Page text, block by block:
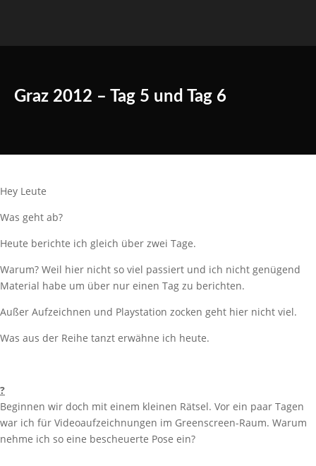
Graz 2012 – Tag 5 und Tag 6
Hey Leute
Was geht ab?
Heute berichte ich gleich über zwei Tage.
Warum? Weil hier nicht so viel passiert und ich nicht genügend
Material habe um über nur einen Tag zu berichten.
Außer Aufzeichnen und Playstation zocken geht hier nicht viel.
Was aus der Reihe tanzt erwähne ich heute.
?
Beginnen wir doch mit einem kleinen Rätsel. Vor ein paar Tagen
war ich für Videoaufzeichnungen im Greenscreen-Raum. Warum
nehme ich so eine bescheuerte Pose ein?